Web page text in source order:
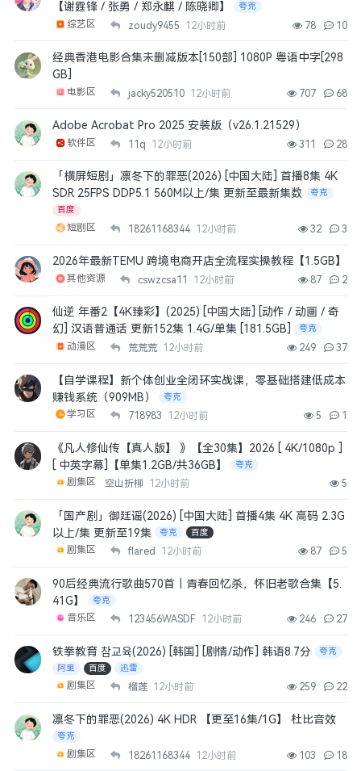
【谢霆锋 / 张勇 / 郑永麒 / 陈晓卿】
夸克
综艺区 zoudy9455 12小时前 78 10
经典香港电影合集未删减版本[150部] 1080P 粤语中字[298
GB]
电影区 jacky520510 12小时前 707 68
Adobe Acrobat Pro 2025 安装版（v26.1.21529）
软件区 11q 12小时前 311 28
「横屏短剧」凛冬下的罪恶(2026) [中国大陆] 首播8集 4K
SDR 25FPS DDP5.1 560M以上/集 更新至最新集数
夸克
百度
短剧区 18261168344 12小时前 32 3
2026年最新TEMU 跨境电商开店全流程实操教程【1.5GB】
其他资源 cswzcsa11 12小时前 87 2
仙逆 年番2【4K臻彩】(2025) [中国大陆] [动作 / 动画 / 奇
幻] 汉语普通话 更新152集 1.4G/单集 [181.5GB]
夸克
动漫区 荒荒荒 12小时前 249 37
【自学课程】新个体创业全闭环实战课，零基础搭建低成本
赚钱系统（909MB）
夸克
学习区 718983 12小时前 5 1
《凡人修仙传【真人版】 》【全30集】2026 [ 4K/1080p ]
[ 中英字幕]【单集1.2GB/共36GB】
夸克
剧集区 空山折柳 12小时前 5
「国产剧」御廷谣(2026) [中国大陆] 首播4集 4K 高码 2.3G
以上/集 更新至19集
夸克 百度
剧集区 flared 12小时前 87 5
90后经典流行歌曲570首｜青春回忆杀，怀旧老歌合集【5.
41G】
夸克
音乐区 123456WASDF 12小时前 246 27
铁拳教育 참교육(2026) [韩国] [剧情/动作] 韩语8.7分
夸克
阿里
百度 迅雷
剧集区 榴莲 12小时前 259 22
凛冬下的罪恶(2026) 4K HDR 【更至16集/1G】 杜比音效
夸克
剧集区 18261168344 12小时前 103 18